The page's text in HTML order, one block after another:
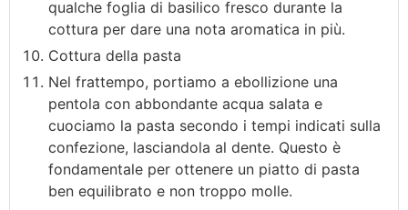
qualche foglia di basilico fresco durante la
cottura per dare una nota aromatica in più.
Cottura della pasta
Nel frattempo, portiamo a ebollizione una
pentola con abbondante acqua salata e
cuociamo la pasta secondo i tempi indicati sulla
confezione, lasciandola al dente. Questo è
fondamentale per ottenere un piatto di pasta
ben equilibrato e non troppo molle.